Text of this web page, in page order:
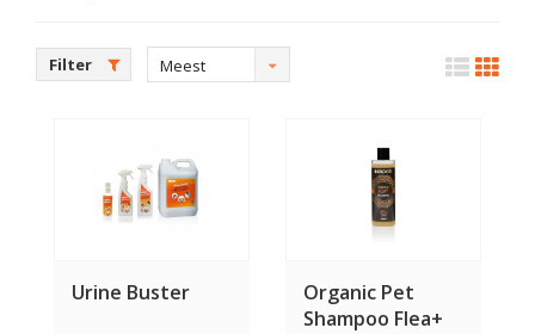
Filter
Meest
Urine Buster
Organic Pet
Shampoo Flea+